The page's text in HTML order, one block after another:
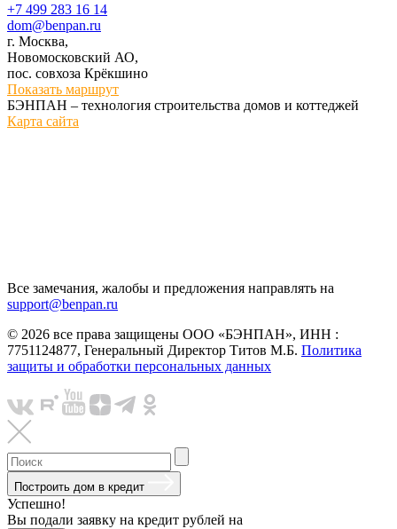
+7 499 283 16 14
dom@benpan.ru
г. Москва,
Новомосковский АО,
пос. совхоза Крёкшино
Показать маршрут
БЭНПАН – технология строительства домов и коттеджей
Карта сайта
Все замечания, жалобы и предложения направлять на
support@benpan.ru
© 2026 все права защищены ООО «БЭНПАН», ИНН :
7751124877, Генеральный Директор Титов М.Б. Политика
защиты и обработки персональных данных
Построить дом в кредит
Успешно!
Вы подали заявку на кредит рублей на